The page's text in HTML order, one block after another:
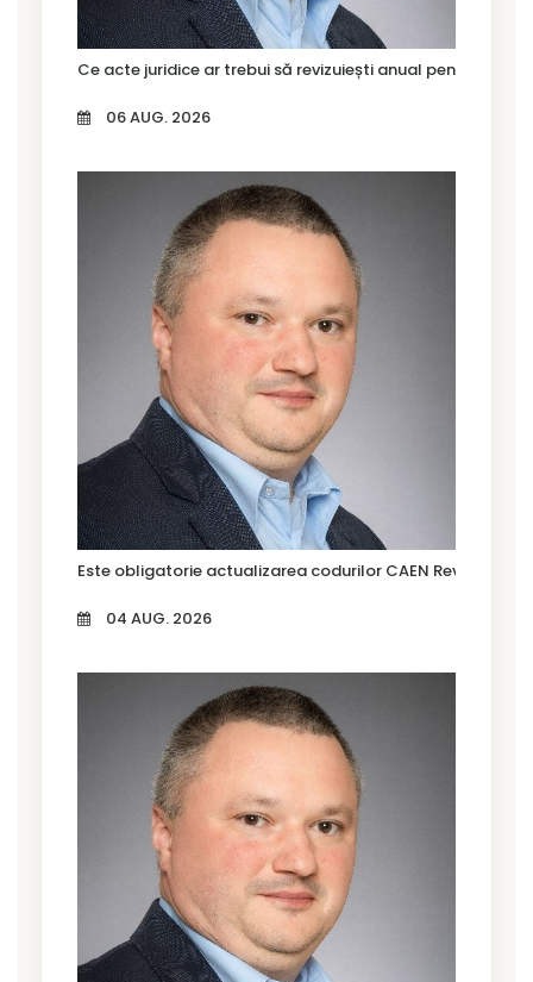
Ce acte juridice ar trebui să revizuiești anual pentru firma
06 AUG. 2026
Este obligatorie actualizarea codurilor CAEN Rev. 3?
04 AUG. 2026